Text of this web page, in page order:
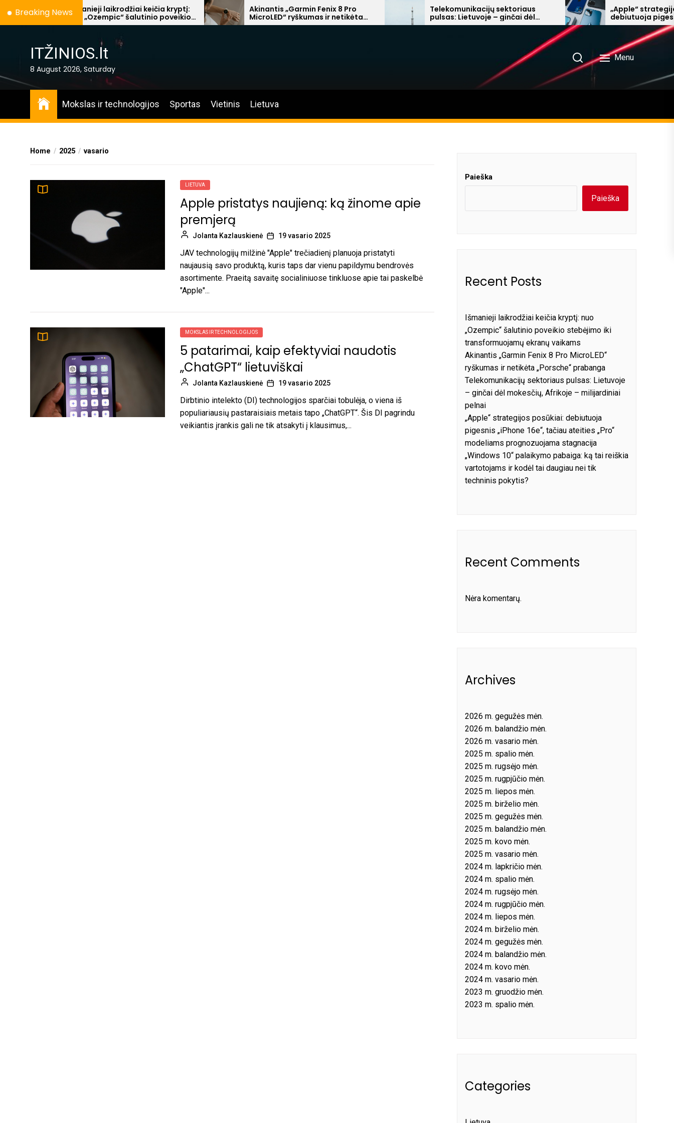
Breaking News
Išmanieji laikrodžiai keičia kryptį:
nuo „Ozempic“ šalutinio poveikio
stebėjimo iki transformuojamų
Akinantis „Garmin Fenix 8 Pro
MicroLED“ ryškumas ir netikėta
„Porsche“ prabanga
Telekomunikacijų sektoriaus
pulsas: Lietuvoje – ginčai dėl
mokesčių, Afrikoje – milijardiniai
„Apple“ strategijos
debiutuoja pigesnis
tačiau ateities „Pro“
prognozuojama
ITŽINIOS.lt
8 August 2026, Saturday
Menu
Mokslas ir technologijos Sportas Vietinis Lietuva
Home 2025 vasario
LIETUVA
Apple pristatys naujieną: ką žinome apie
premjerą
Jolanta Kazlauskienė 19 vasario 2025
JAV technologijų milžinė "Apple" trečiadienį planuoja pristatyti
naujausią savo produktą, kuris taps dar vienu papildymu bendrovės
asortimente. Praeitą savaitę socialiniuose tinkluose apie tai paskelbė
"Apple"...
MOKSLAS IR TECHNOLOGIJOS
5 patarimai, kaip efektyviai naudotis
„ChatGPT“ lietuviškai
Jolanta Kazlauskienė 19 vasario 2025
Dirbtinio intelekto (DI) technologijos sparčiai tobulėja, o viena iš
populiariausių pastaraisiais metais tapo „ChatGPT“. Šis DI pagrindu
veikiantis įrankis gali ne tik atsakyti į klausimus,...
Paieška
Paieška
Recent Posts
Išmanieji laikrodžiai keičia kryptį: nuo
„Ozempic“ šalutinio poveikio stebėjimo iki
transformuojamų ekranų vaikams
Akinantis „Garmin Fenix 8 Pro MicroLED“
ryškumas ir netikėta „Porsche“ prabanga
Telekomunikacijų sektoriaus pulsas: Lietuvoje
– ginčai dėl mokesčių, Afrikoje – milijardiniai
pelnai
„Apple“ strategijos posūkiai: debiutuoja
pigesnis „iPhone 16e“, tačiau ateities „Pro“
modeliams prognozuojama stagnacija
„Windows 10“ palaikymo pabaiga: ką tai reiškia
vartotojams ir kodėl tai daugiau nei tik
techninis pokytis?
Recent Comments
Nėra komentarų.
Archives
2026 m. gegužės mėn.
2026 m. balandžio mėn.
2026 m. vasario mėn.
2025 m. spalio mėn.
2025 m. rugsėjo mėn.
2025 m. rugpjūčio mėn.
2025 m. liepos mėn.
2025 m. birželio mėn.
2025 m. gegužės mėn.
2025 m. balandžio mėn.
2025 m. kovo mėn.
2025 m. vasario mėn.
2024 m. lapkričio mėn.
2024 m. spalio mėn.
2024 m. rugsėjo mėn.
2024 m. rugpjūčio mėn.
2024 m. liepos mėn.
2024 m. birželio mėn.
2024 m. gegužės mėn.
2024 m. balandžio mėn.
2024 m. kovo mėn.
2024 m. vasario mėn.
2023 m. gruodžio mėn.
2023 m. spalio mėn.
Categories